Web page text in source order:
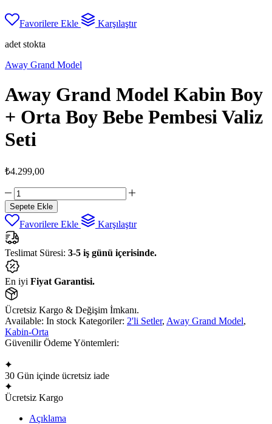
Favorilere Ekle
Karşılaştır
adet stokta
Away Grand Model
Away Grand Model Kabin Boy
+ Orta Boy Bebe Pembesi Valiz
Seti
₺4.299,00
Away
Grand
Model
Kabin
Boy
+
Orta
Boy
Bebe
Pembesi
Valiz
Seti
adet
Sepete Ekle
Favorilere Ekle Karşılaştır
Teslimat Süresi: 3-5 iş günü içerisinde.
En iyi Fiyat Garantisi.
Ücretsiz Kargo & Değişim İmkanı.
Available: In stock Kategoriler: 2'li Setler, Away Grand Model,
Kabin-Orta
Güvenilir Ödeme Yöntemleri:
30 Gün içinde ücretsiz iade
Ücretsiz Kargo
Açıklama